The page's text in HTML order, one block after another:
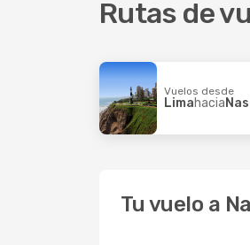
Rutas de
Vuelos desde
Limahacia
Tu vuelo a